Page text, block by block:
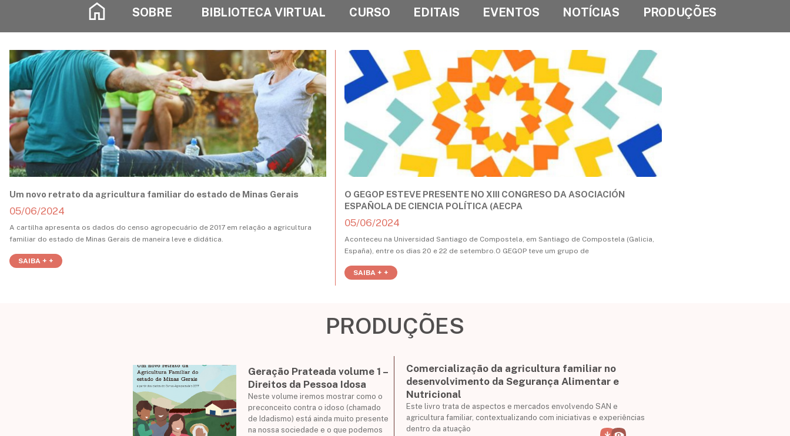
SOBRE BIBLIOTECA VIRTUAL CURSO EDITAIS EVENTOS NOTÍCIAS PRODUÇÕES
Um novo retrato da agricultura familiar do estado de Minas Gerais
05/06/2024
A cartilha apresenta os dados do censo agropecuário de 2017 em relação a agricultura
familiar do estado de Minas Gerais de maneira leve e didática.
SAIBA + +
O GEGOP ESTEVE PRESENTE NO XIII CONGRESO DA ASOCIACIÓN
ESPAÑOLA DE CIENCIA POLÍTICA (AECPA
05/06/2024
Aconteceu na Universidad Santiago de Compostela, em Santiago de Compostela (Galicia,
España), entre os dias 20 e 22 de setembro.O GEGOP teve um grupo de
SAIBA + +
PRODUÇÕES
Geração Prateada volume 1 –
Direitos da Pessoa Idosa
Neste volume iremos mostrar como o
preconceito contra o idoso (chamado
de Idadismo) está ainda muito presente
na nossa sociedade e o que podemos
Comercialização da agricultura familiar no
desenvolvimento da Segurança Alimentar e
Nutricional
Este livro trata de aspectos e mercados envolvendo SAN e
agricultura familiar, contextualizando com iniciativas e experiências
dentro da atuação